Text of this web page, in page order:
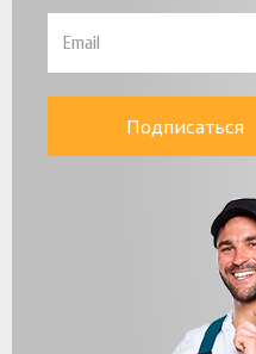
Подписаться